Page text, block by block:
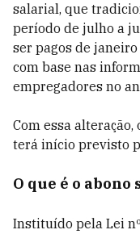
salarial, que
período de julho a
ser pagos de
com base nas
empregadores no
Com essa
terá início previsto
O que é o
Instituído pela Lei